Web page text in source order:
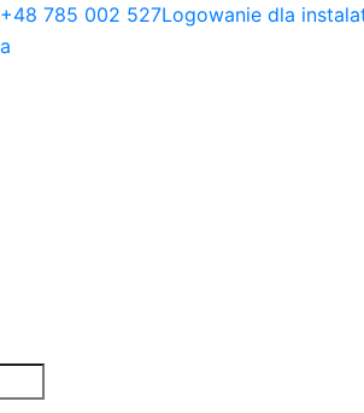
+48 785 002 527Logowanie dla